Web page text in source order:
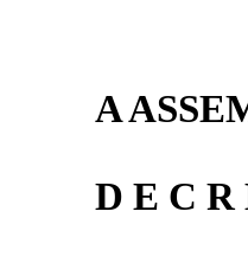
A
D E C R